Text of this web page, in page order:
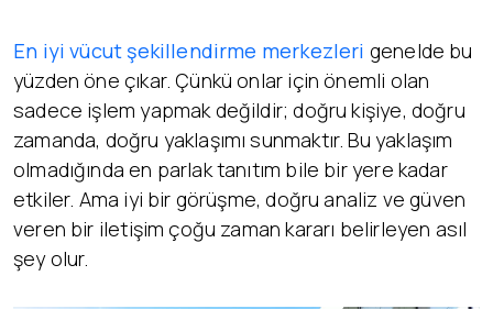
En iyi vücut şekillendirme merkezleri genelde bu
yüzden öne çıkar. Çünkü onlar için önemli olan
sadece işlem yapmak değildir; doğru kişiye, doğru
zamanda, doğru yaklaşımı sunmaktır. Bu yaklaşım
olmadığında en parlak tanıtım bile bir yere kadar
etkiler. Ama iyi bir görüşme, doğru analiz ve güven
veren bir iletişim çoğu zaman kararı belirleyen asıl
şey olur.